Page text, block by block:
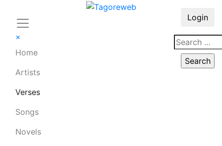
×
Home
Artists
Verses
Songs
Novels
Login